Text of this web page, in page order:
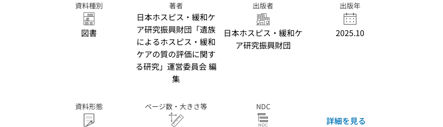
資料種別
図書
著者
日本ホスピス・緩和ケ
ア研究振興財団「遺族
によるホスピス・緩和
ケアの質の評価に関す
る研究」運営委員会 編
集
出版者
日本ホスピス・緩和ケ
ア研究振興財団
出版年
2025.10
資料形態 ページ数・大きさ等 NDC
詳細を見る